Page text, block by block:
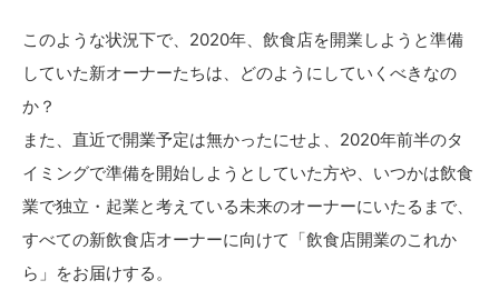
このような状況下で、2020年、飲食店を開業しようと準備
していた新オーナーたちは、どのようにしていくべきなの
か？
また、直近で開業予定は無かったにせよ、2020年前半のタ
イミングで準備を開始しようとしていた方や、いつかは飲食
業で独立・起業と考えている未来のオーナーにいたるまで、
すべての新飲食店オーナーに向けて「飲食店開業のこれか
ら」をお届けする。